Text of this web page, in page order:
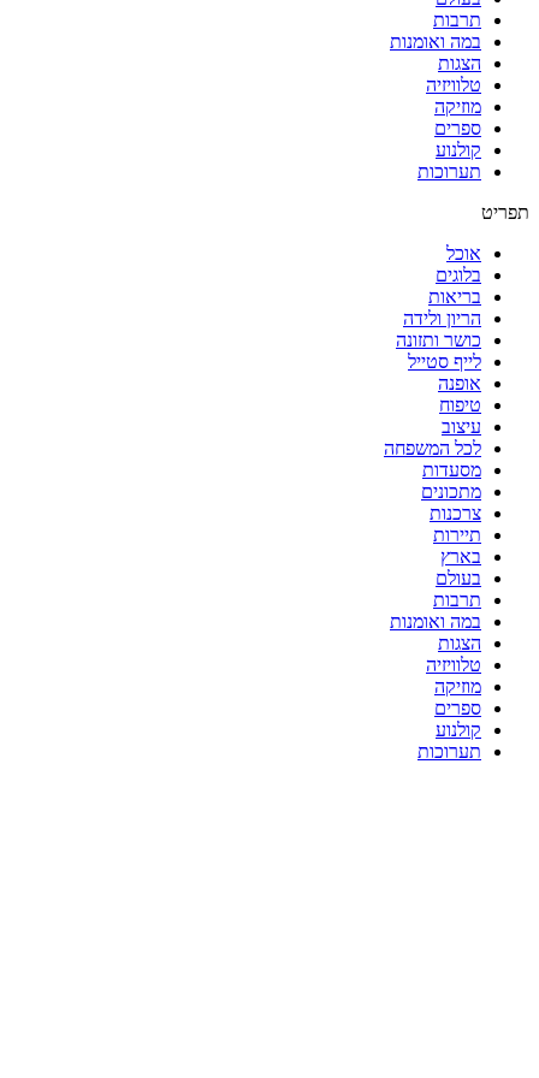
תרבות
במה ואומנות
הצגות
טלוויזיה
מוזיקה
ספרים
קולנוע
תערוכות
אוכל
בלוגים
בריאות
הריון ולידה
כושר ותזונה
לייף סטייל
אופנה
טיפוח
עיצוב
לכל המשפחה
מסעדות
מתכונים
צרכנות
תיירות
בארץ
בעולם
תרבות
במה ואומנות
הצגות
טלוויזיה
מוזיקה
ספרים
קולנוע
תערוכות